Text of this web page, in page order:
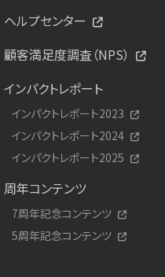
ヘルプセンター
顧客満足度調査（NPS）
インパクトレポート
インパクトレポート2023
インパクトレポート2024
インパクトレポート2025
周年コンテンツ
7周年記念コンテンツ
5周年記念コンテンツ